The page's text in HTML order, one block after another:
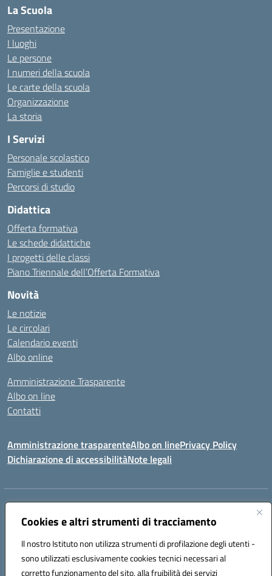
Cookies e altri strumenti di tracciamento
Il nostro Istituto non utilizza strumenti di profilazione degli utenti -
sono utilizzati esclusivamente cookies tecnici necessari al
corretto funzionamento del sito, alla fruibilità dei servizi
La Scuola
Presentazione
I luoghi
Le persone
I numeri della scuola
Le carte della scuola
Organizzazione
La storia
I Servizi
Personale scolastico
Famiglie e studenti
Percorsi di studio
Didattica
Offerta formativa
Le schede didattiche
I progetti delle classi
Piano Triennale dell’Offerta Formativa
Novità
Le notizie
Le circolari
Calendario eventi
Albo online
Amministrazione Trasparente
Albo on line
Contatti
Amministrazione trasparenteAlbo on linePrivacy Policy
Dichiarazione di accessibilitàNote legali
Indirizzo:
Centralino:078170786 Email:caic875002@istruzione.it
Codice fiscale: 90027700922
Codice meccanografico:
CAIC875002